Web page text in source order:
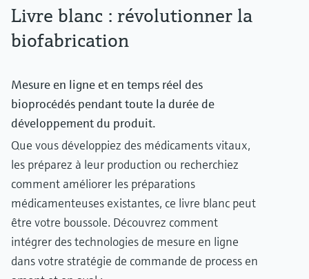
Livre blanc : révolutionner la
biofabrication
Mesure en ligne et en temps réel des
bioprocédés pendant toute la durée de
développement du produit.
Que vous développiez des médicaments vitaux,
les préparez à leur production ou recherchiez
comment améliorer les préparations
médicamenteuses existantes, ce livre blanc peut
être votre boussole. Découvrez comment
intégrer des technologies de mesure en ligne
dans votre stratégie de commande de process en